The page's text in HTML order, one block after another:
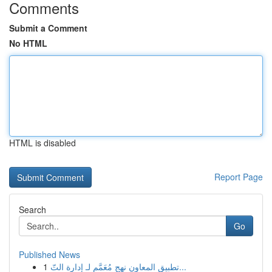
Comments
Submit a Comment
No HTML
HTML is disabled
Report Page
Search
Go
Published News
1
تطبيق المعاون نهج مُعَمَّم لـ إدارة التّ...